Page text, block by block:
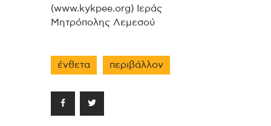
(www.kykpee.org)
Ιεράς
Μητρόπολης Λεμεσού
ένθετα περιβάλλον